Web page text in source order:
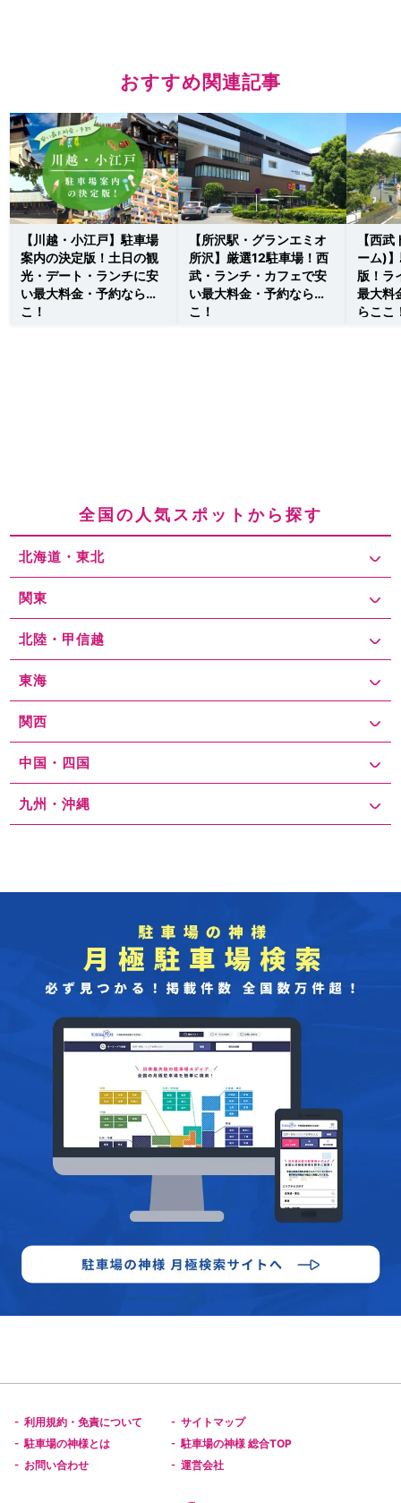
おすすめ関連記事
【川越・小江戸】駐車場
案内の決定版！土日の観
光・デート・ランチに安
い最大料金・予約ならこ
こ！
【所沢駅・グランエミオ
所沢】厳選12駐車場！西
武・ランチ・カフェで安
い最大料金・予約ならこ
こ！
【西
ーム)
版！ラ
最大料
らここ
全国の人気スポットから探す
北海道・東北
関東
北陸・甲信越
東海
関西
中国・四国
九州・沖縄
- 利用規約・免責について - サイトマップ
- 駐車場の神様とは - 駐車場の神様 総合TOP
- お問い合わせ - 運営会社